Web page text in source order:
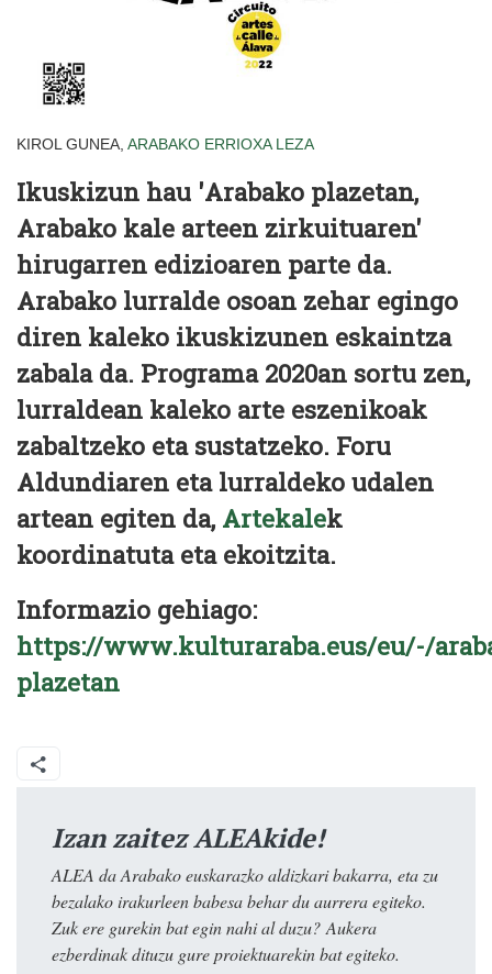
KIROL GUNEA, ARABAKO ERRIOXA LEZA
Ikuskizun hau 'Arabako plazetan,
Arabako kale arteen zirkuituaren'
hirugarren edizioaren parte da.
Arabako lurralde osoan zehar egingo
diren kaleko ikuskizunen eskaintza
zabala da. Programa 2020an sortu zen,
lurraldean kaleko arte eszenikoak
zabaltzeko eta sustatzeko. Foru
Aldundiaren eta lurraldeko udalen
artean egiten da, Artekalek
koordinatuta eta ekoitzita.
Informazio gehiago:
https://www.kulturaraba.eus/eu/-/
plazetan
Izan zaitez ALEAkide!
ALEA da Arabako euskarazko aldizkari bakarra, eta zu
bezalako irakurleen babesa behar du aurrera egiteko.
Zuk ere gurekin bat egin nahi al duzu? Aukera
ezberdinak dituzu gure proiektuarekin bat egiteko.